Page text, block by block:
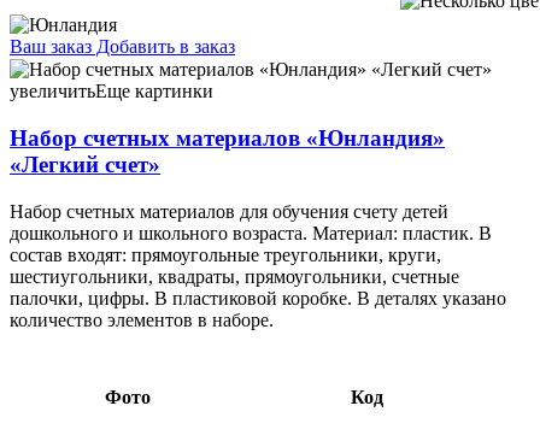
Ваш заказ Добавить в заказ
Набор счетных материалов «Юнландия» «Легкий счет» 132
элемента 14,12 096127 142 элемента 15,54 096128
увеличитьЕще картинки
Набор счетных материалов «Юнландия»
«Легкий счет»
Набор счетных материалов для обучения счету детей
дошкольного и школьного возраста. Материал: пластик. В
состав входят: прямоугольные треугольники, круги,
шестиугольники, квадраты, прямоугольники, счетные
палочки, цифры. В пластиковой коробке. В деталях указано
количество элементов в наборе.
Фото Код